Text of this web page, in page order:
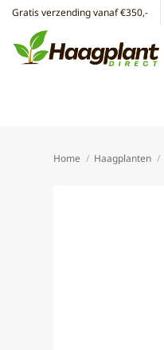
Ga
inhoud
Gratis verzending vanaf €350,-
Home / Haagplanten /